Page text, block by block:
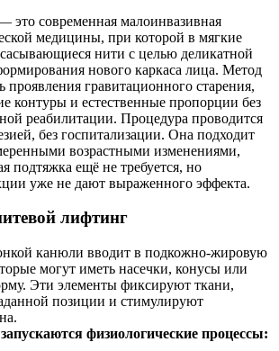
это современная малоинвазивная
медицины, при которой в мягкие
нити с целью деликатной
нового каркаса лица. Метод
проявления гравитационного старения,
контуры и естественные пропорции без
реабилитации. Процедура проводится
без госпитализации. Она подходит
возрастными изменениями,
подтяжка ещё не требуется, но
уже не дают выраженного эффекта.
лифтинг
канюли вводит в подкожно-жировую
могут иметь насечки, конусы или
Эти элементы фиксируют ткани,
позиции и стимулируют
физиологические процессы: